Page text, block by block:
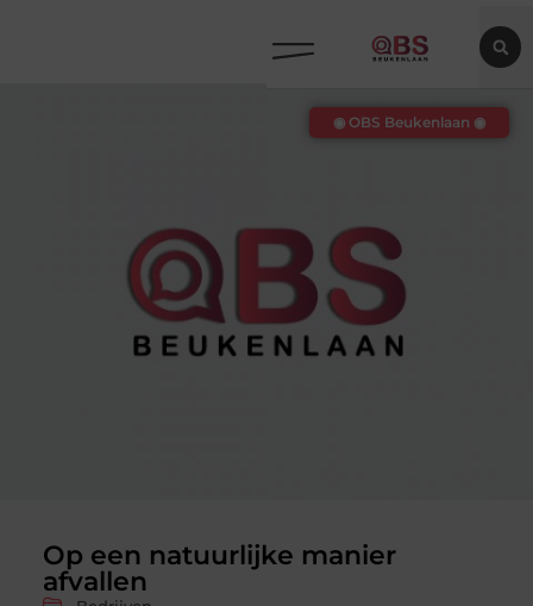
Op een natuurlijke manier
afvallen
◉ OBS Beukenlaan ◉